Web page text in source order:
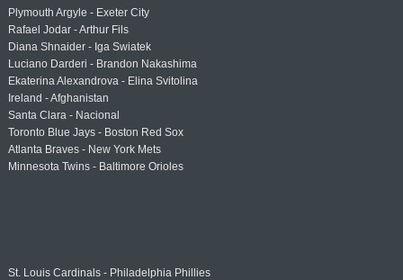
Plymouth Argyle - Exeter City
Rafael Jodar - Arthur Fils
Diana Shnaider - Iga Swiatek
Luciano Darderi - Brandon Nakashima
Ekaterina Alexandrova - Elina Svitolina
Ireland - Afghanistan
Santa Clara - Nacional
Toronto Blue Jays - Boston Red Sox
Atlanta Braves - New York Mets
Minnesota Twins - Baltimore Orioles
St. Louis Cardinals - Philadelphia Phillies